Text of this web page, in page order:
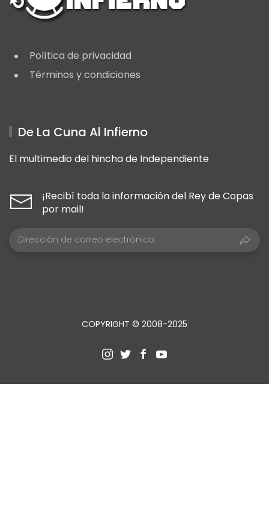
Política de privacidad
Términos y condiciones
De La Cuna Al Infierno
El multimedio del hincha de Independiente
¡Recibí toda la información del Rey de Copas
por mail!
COPYRIGHT © 2008-2025